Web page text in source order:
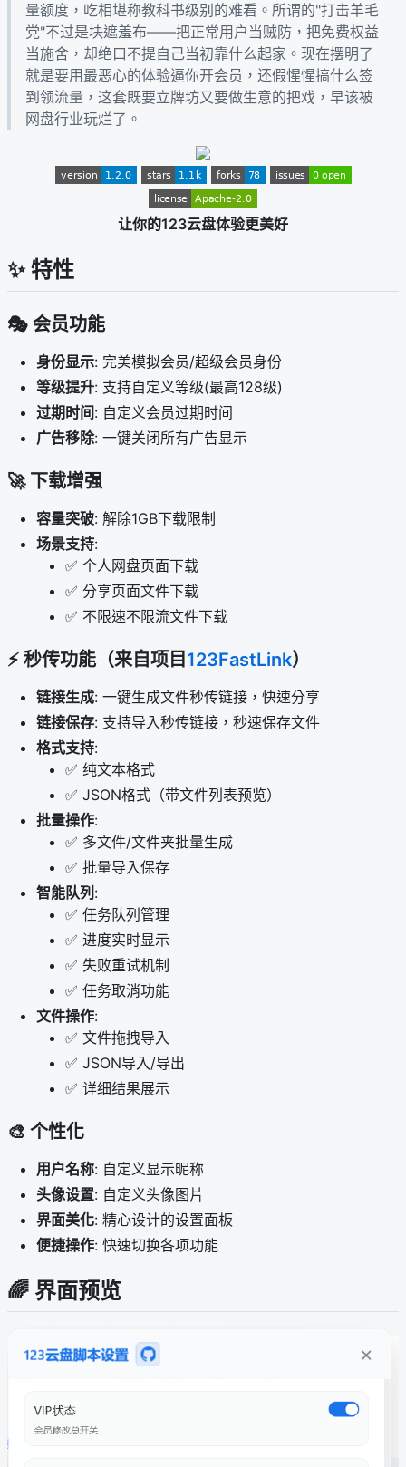
量额度，吃相堪称教科书级别的难看。所谓的"打击羊毛
党"不过是块遮羞布——把正常用户当贼防，把免费权益
当施舍，却绝口不提自己当初靠什么起家。现在摆明了
就是要用最恶心的体验逼你开会员，还假惺惺搞什么签
到领流量，这套既要立牌坊又要做生意的把戏，早该被
网盘行业玩烂了。
让你的123云盘体验更美好
✨ 特性
🎭 会员功能
身份显示: 完美模拟会员/超级会员身份
等级提升: 支持自定义等级(最高128级)
过期时间: 自定义会员过期时间
广告移除: 一键关闭所有广告显示
🚀 下载增强
容量突破: 解除1GB下载限制
场景支持:
✅ 个人网盘页面下载
✅ 分享页面文件下载
✅ 不限速不限流文件下载
⚡ 秒传功能（来自项目 123FastLink）
链接生成: 一键生成文件秒传链接，快速分享
链接保存: 支持导入秒传链接，秒速保存文件
格式支持:
✅ 纯文本格式
✅ JSON格式（带文件列表预览）
批量操作:
✅ 多文件/文件夹批量生成
✅ 批量导入保存
智能队列 :
✅ 任务队列管理
✅ 进度实时显示
✅ 失败重试机制
✅ 任务取消功能
文件操作:
✅ 文件拖拽导入
✅ JSON导入/导出
✅ 详细结果展示
🎨 个性化
用户名称: 自定义显示昵称
头像设置: 自定义头像图片
界面美化: 精心设计的设置面板
便捷操作: 快速切换各项功能
🌈 界面预览